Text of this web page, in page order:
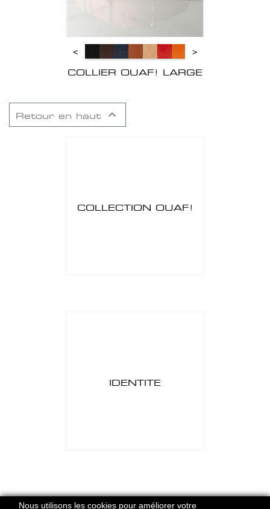
<
>
COLLIER OUAF! LARGE
Retour en haut 
COLLECTION OUAF!
IDENTITE
Nous utilisons les cookies pour améliorer votre